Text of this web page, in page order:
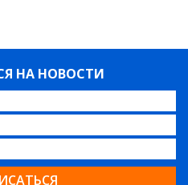
НА НОВОСТИ